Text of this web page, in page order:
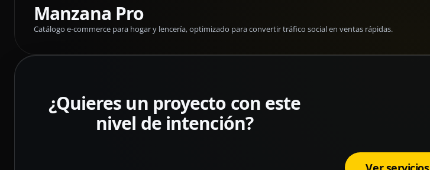
Manzana Pro
Catálogo e-commerce para hogar y lencería, optimizado para convertir tráfico social en ventas rápidas.
¿Quieres un proyecto con este
nivel de intención?